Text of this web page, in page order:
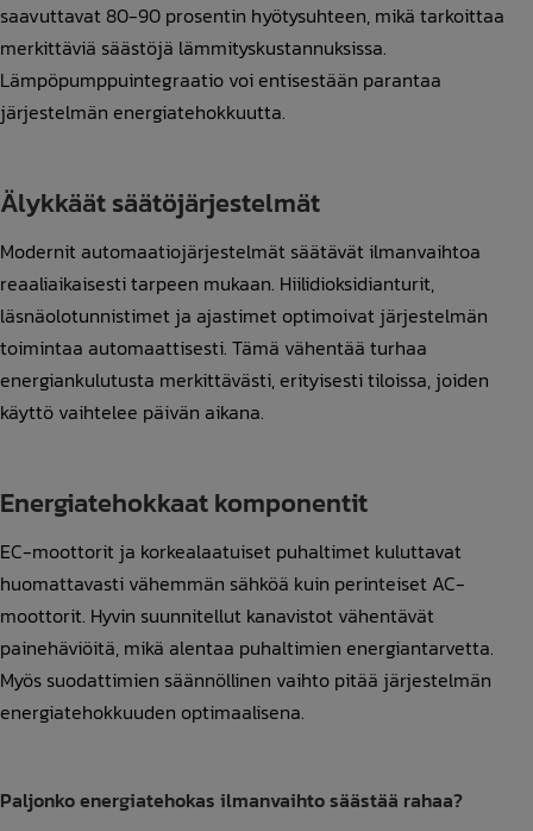
saavuttavat 80-90 prosentin hyötysuhteen, mikä tarkoittaa
merkittäviä säästöjä lämmityskustannuksissa.
Lämpöpumppuintegraatio voi entisestään parantaa
järjestelmän energiatehokkuutta.
Älykkäät säätöjärjestelmät
Modernit automaatiojärjestelmät säätävät ilmanvaihtoa
reaaliaikaisesti tarpeen mukaan. Hiilidioksidianturit,
läsnäolotunnistimet ja ajastimet optimoivat järjestelmän
toimintaa automaattisesti. Tämä vähentää turhaa
energiankulutusta merkittävästi, erityisesti tiloissa, joiden
käyttö vaihtelee päivän aikana.
Energiatehokkaat komponentit
EC-moottorit ja korkealaatuiset puhaltimet kuluttavat
huomattavasti vähemmän sähköä kuin perinteiset AC-
moottorit. Hyvin suunnitellut kanavistot vähentävät
painehäviöitä, mikä alentaa puhaltimien energiantarvetta.
Myös suodattimien säännöllinen vaihto pitää järjestelmän
energiatehokkuuden optimaalisena.
Paljonko energiatehokas ilmanvaihto säästää rahaa?